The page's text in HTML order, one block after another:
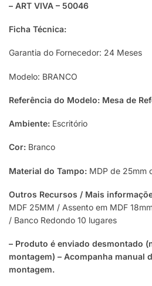
– ART VIVA – 50046
Ficha Técnica:
Garantia do Fornecedor: 24 Meses
Modelo: BRANCO
Referência do Modelo: Mesa de
Ambiente: Escritório
Cor: Branco
Material do Tampo: MDP de 25mm
Outros Recursos / Mais
MDF 25MM / Assento em MDF
/ Banco Redondo 10 lugares
– Produto é enviado desmontado
montagem) – Acompanha manual
montagem.